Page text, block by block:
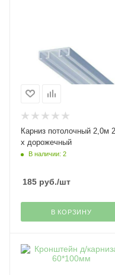
Карниз потолочный 2,0м 2-
х дорожечный
В наличии: 2
185 руб./шт
В КОРЗИНУ